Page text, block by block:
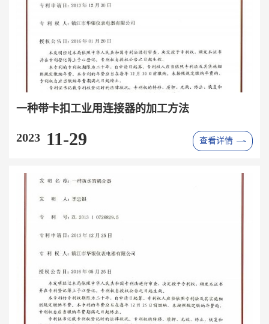
一种带卡扣工业用连接器的加工方法
查看详情
2023 11-29